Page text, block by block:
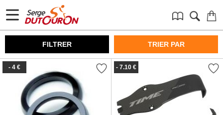
FILTRER TRIER PAR
- 4 € - 7.10 €